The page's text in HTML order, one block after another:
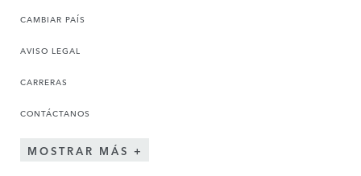
CAMBIAR PAÍS
AVISO LEGAL
CARRERAS
CONTÁCTANOS
MOSTRAR MÁS